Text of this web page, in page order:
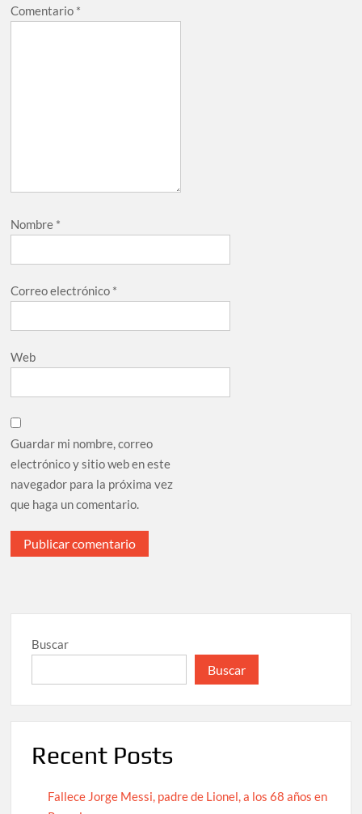
Comentario *
Nombre *
Correo electrónico *
Web
Guardar mi nombre, correo
electrónico y sitio web en este
navegador para la próxima vez
que haga un comentario.
Buscar
Buscar
Recent Posts
Fallece Jorge Messi, padre de Lionel, a los 68 años en